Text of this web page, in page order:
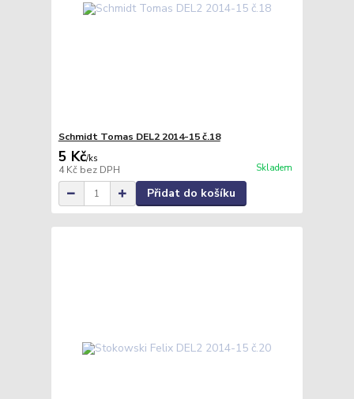
Schmidt Tomas DEL2 2014-15 č.18
5 Kč/ks
4 Kč bez DPH Skladem
Přidat do košíku